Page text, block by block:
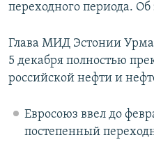
переходного периода. Об
Глава МИД Эстонии
5 декабря полностью
российской нефти и
Евросоюз ввел до
постепенный